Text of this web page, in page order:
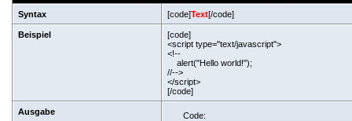
Syntax [code]Text[/code]
Beispiel
[code]
<script type="text/javascript">
<!--
alert("Hello world!");
//-->
</script>
[/code]
Ausgabe Code: